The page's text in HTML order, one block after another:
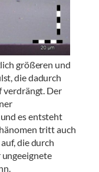
größeren und
die dadurch
verdrängt. Der
es entsteht
tritt auch
die durch